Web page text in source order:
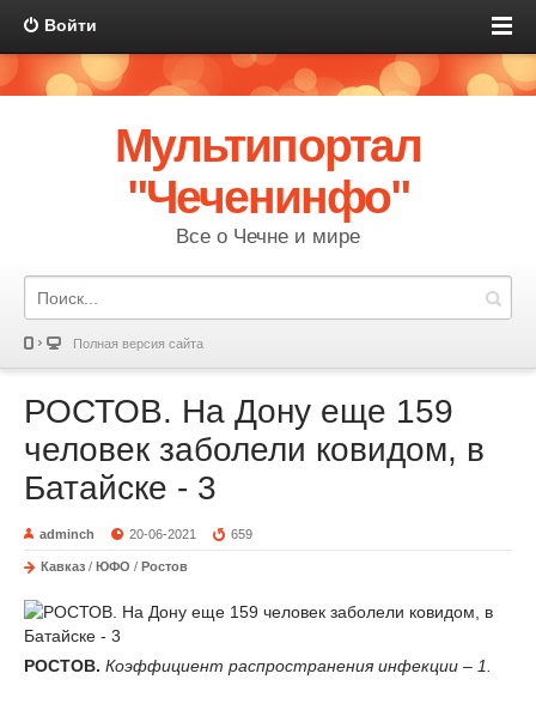
Войти
Мультипортал
"Чеченинфо"
Все о Чечне и мире
Полная версия сайта
РОСТОВ. На Дону еще 159
человек заболели ковидом, в
Батайске - 3
adminch 20-06-2021 659
Кавказ / ЮФО / Ростов
РОСТОВ. Коэффициент распространения инфекции – 1.